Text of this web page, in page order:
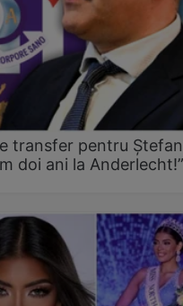
transfer pentru Ștefan
doi ani la Anderlecht!”